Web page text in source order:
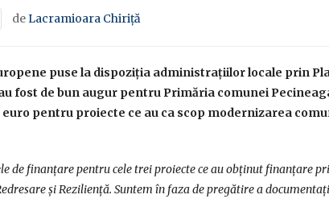
deLacramioara Chiriță
puse la dispoziția administrațiilor locale prin
fost de bun augur pentru Primăria comunei
euro pentru proiecte ce au ca scop modernizarea
de finanțare pentru cele trei proiecte ce au obținut finanțare
și Reziliență. Suntem în faza de pregătire a